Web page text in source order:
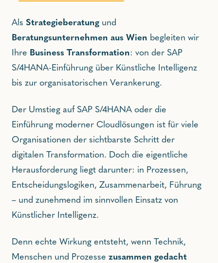
Als Strategieberatung und
Beratungsunternehmen aus Wien begleiten wir
Ihre Business Transformation: von der SAP
S/4HANA-Einführung über Künstliche Intelligenz
bis zur organisatorischen Verankerung.
Der Umstieg auf SAP S/4HANA oder die
Einführung moderner Cloudlösungen ist für viele
Organisationen der sichtbarste Schritt der
digitalen Transformation. Doch die eigentliche
Herausforderung liegt darunter: in Prozessen,
Entscheidungslogiken, Zusammenarbeit, Führung
– und zunehmend im sinnvollen Einsatz von
Künstlicher Intelligenz.
Denn echte Wirkung entsteht, wenn Technik,
Menschen und Prozesse zusammen gedacht